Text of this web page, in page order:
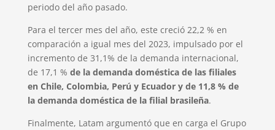
periodo del año pasado.
Para el tercer mes del año, este creció 22,2 % en
comparación a igual mes del 2023, impulsado por el
incremento de 31,1% de la demanda internacional,
de 17,1 % de la demanda doméstica de las filiales
en Chile, Colombia, Perú y Ecuador y de 11,8 % de
la demanda doméstica de la filial brasileña.
Finalmente, Latam argumentó que en carga el Grupo